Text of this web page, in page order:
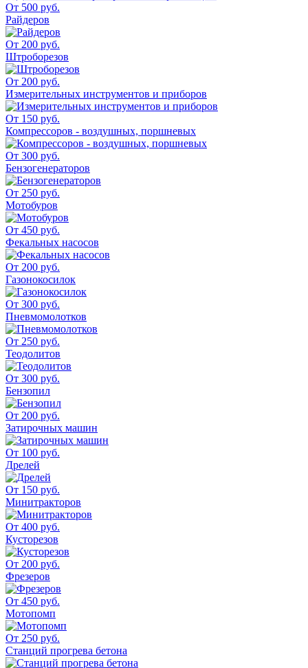
От 500 руб.
Райдеров
От 200 руб.
Штроборезов
От 200 руб.
Измерительных инструментов и приборов
От 150 руб.
Компрессоров - воздушных, поршневых
От 300 руб.
Бензогенераторов
От 250 руб.
Мотобуров
От 450 руб.
Фекальных насосов
От 200 руб.
Газонокосилок
От 300 руб.
Пневмомолотков
От 250 руб.
Теодолитов
От 300 руб.
Бензопил
От 200 руб.
Затирочных машин
От 100 руб.
Дрелей
От 150 руб.
Минитракторов
От 400 руб.
Кусторезов
От 200 руб.
Фрезеров
От 450 руб.
Мотопомп
От 250 руб.
Станций прогрева бетона